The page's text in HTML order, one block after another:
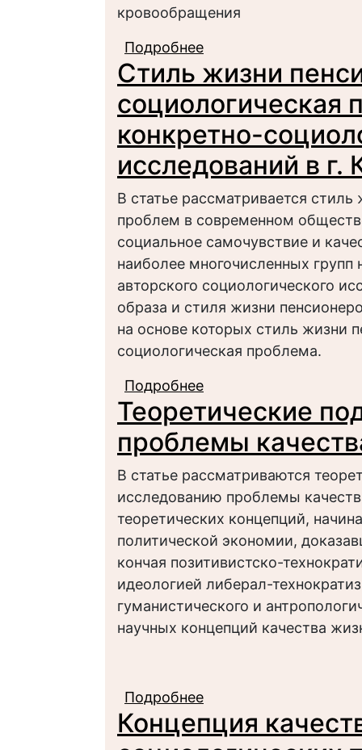
кровообращения
Подробнее
Стиль жизни
социологическая
конкретно-
исследований в г.
В статье рассматривается
проблем в современном
социальное самочувствие и
наиболее многочисленных групп
авторского социологического
образа и стиля жизни
на основе которых стиль жизни
социологическая проблема.
Подробнее
основе конкретно-
Теоретические
проблемы
В статье рассматриваются
исследованию проблемы
теоретических концепций,
политической экономии,
кончая позитивистско-
идеологией либерал-
гуманистического и
научных концепций качества
Подробнее
жизни
Концепция